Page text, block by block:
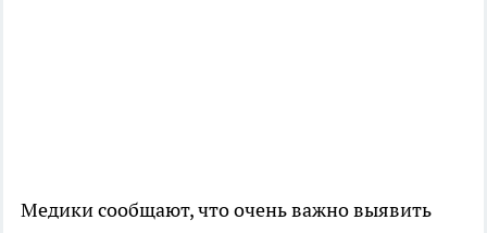
Медики сообщают, что очень важно выявить